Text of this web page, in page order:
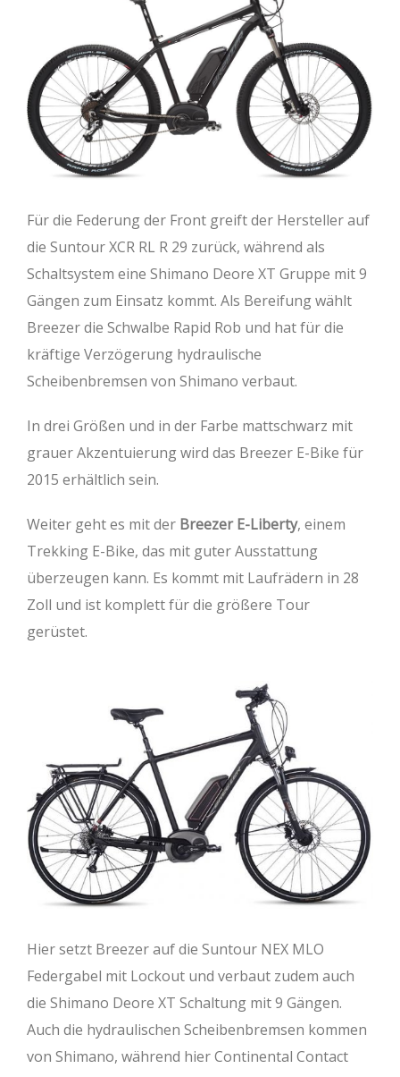
Für die Federung der Front greift der Hersteller auf
die Suntour XCR RL R 29 zurück, während als
Schaltsystem eine Shimano Deore XT Gruppe mit 9
Gängen zum Einsatz kommt. Als Bereifung wählt
Breezer die Schwalbe Rapid Rob und hat für die
kräftige Verzögerung hydraulische
Scheibenbremsen von Shimano verbaut.
In drei Größen und in der Farbe mattschwarz mit
grauer Akzentuierung wird das Breezer E-Bike für
2015 erhältlich sein.
Weiter geht es mit der Breezer E-Liberty, einem
Trekking E-Bike, das mit guter Ausstattung
überzeugen kann. Es kommt mit Laufrädern in 28
Zoll und ist komplett für die größere Tour
gerüstet.
Hier setzt Breezer auf die Suntour NEX MLO
Federgabel mit Lockout und verbaut zudem auch
die Shimano Deore XT Schaltung mit 9 Gängen.
Auch die hydraulischen Scheibenbremsen kommen
von Shimano, während hier Continental Contact